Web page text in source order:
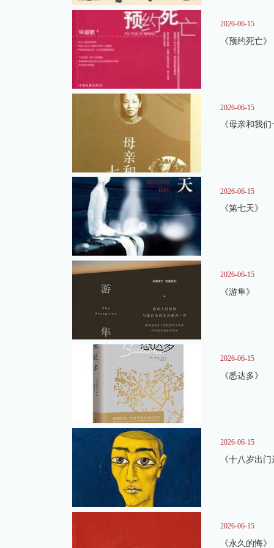
2026-06-15
《预约死亡》
2026-06-15
《母亲和我
2026-06-15
《第七天》
2026-06-15
《游隼》
2026-06-15
《悉达多》
2026-06-15
《十八岁出
2026-06-15
《永久的悔》